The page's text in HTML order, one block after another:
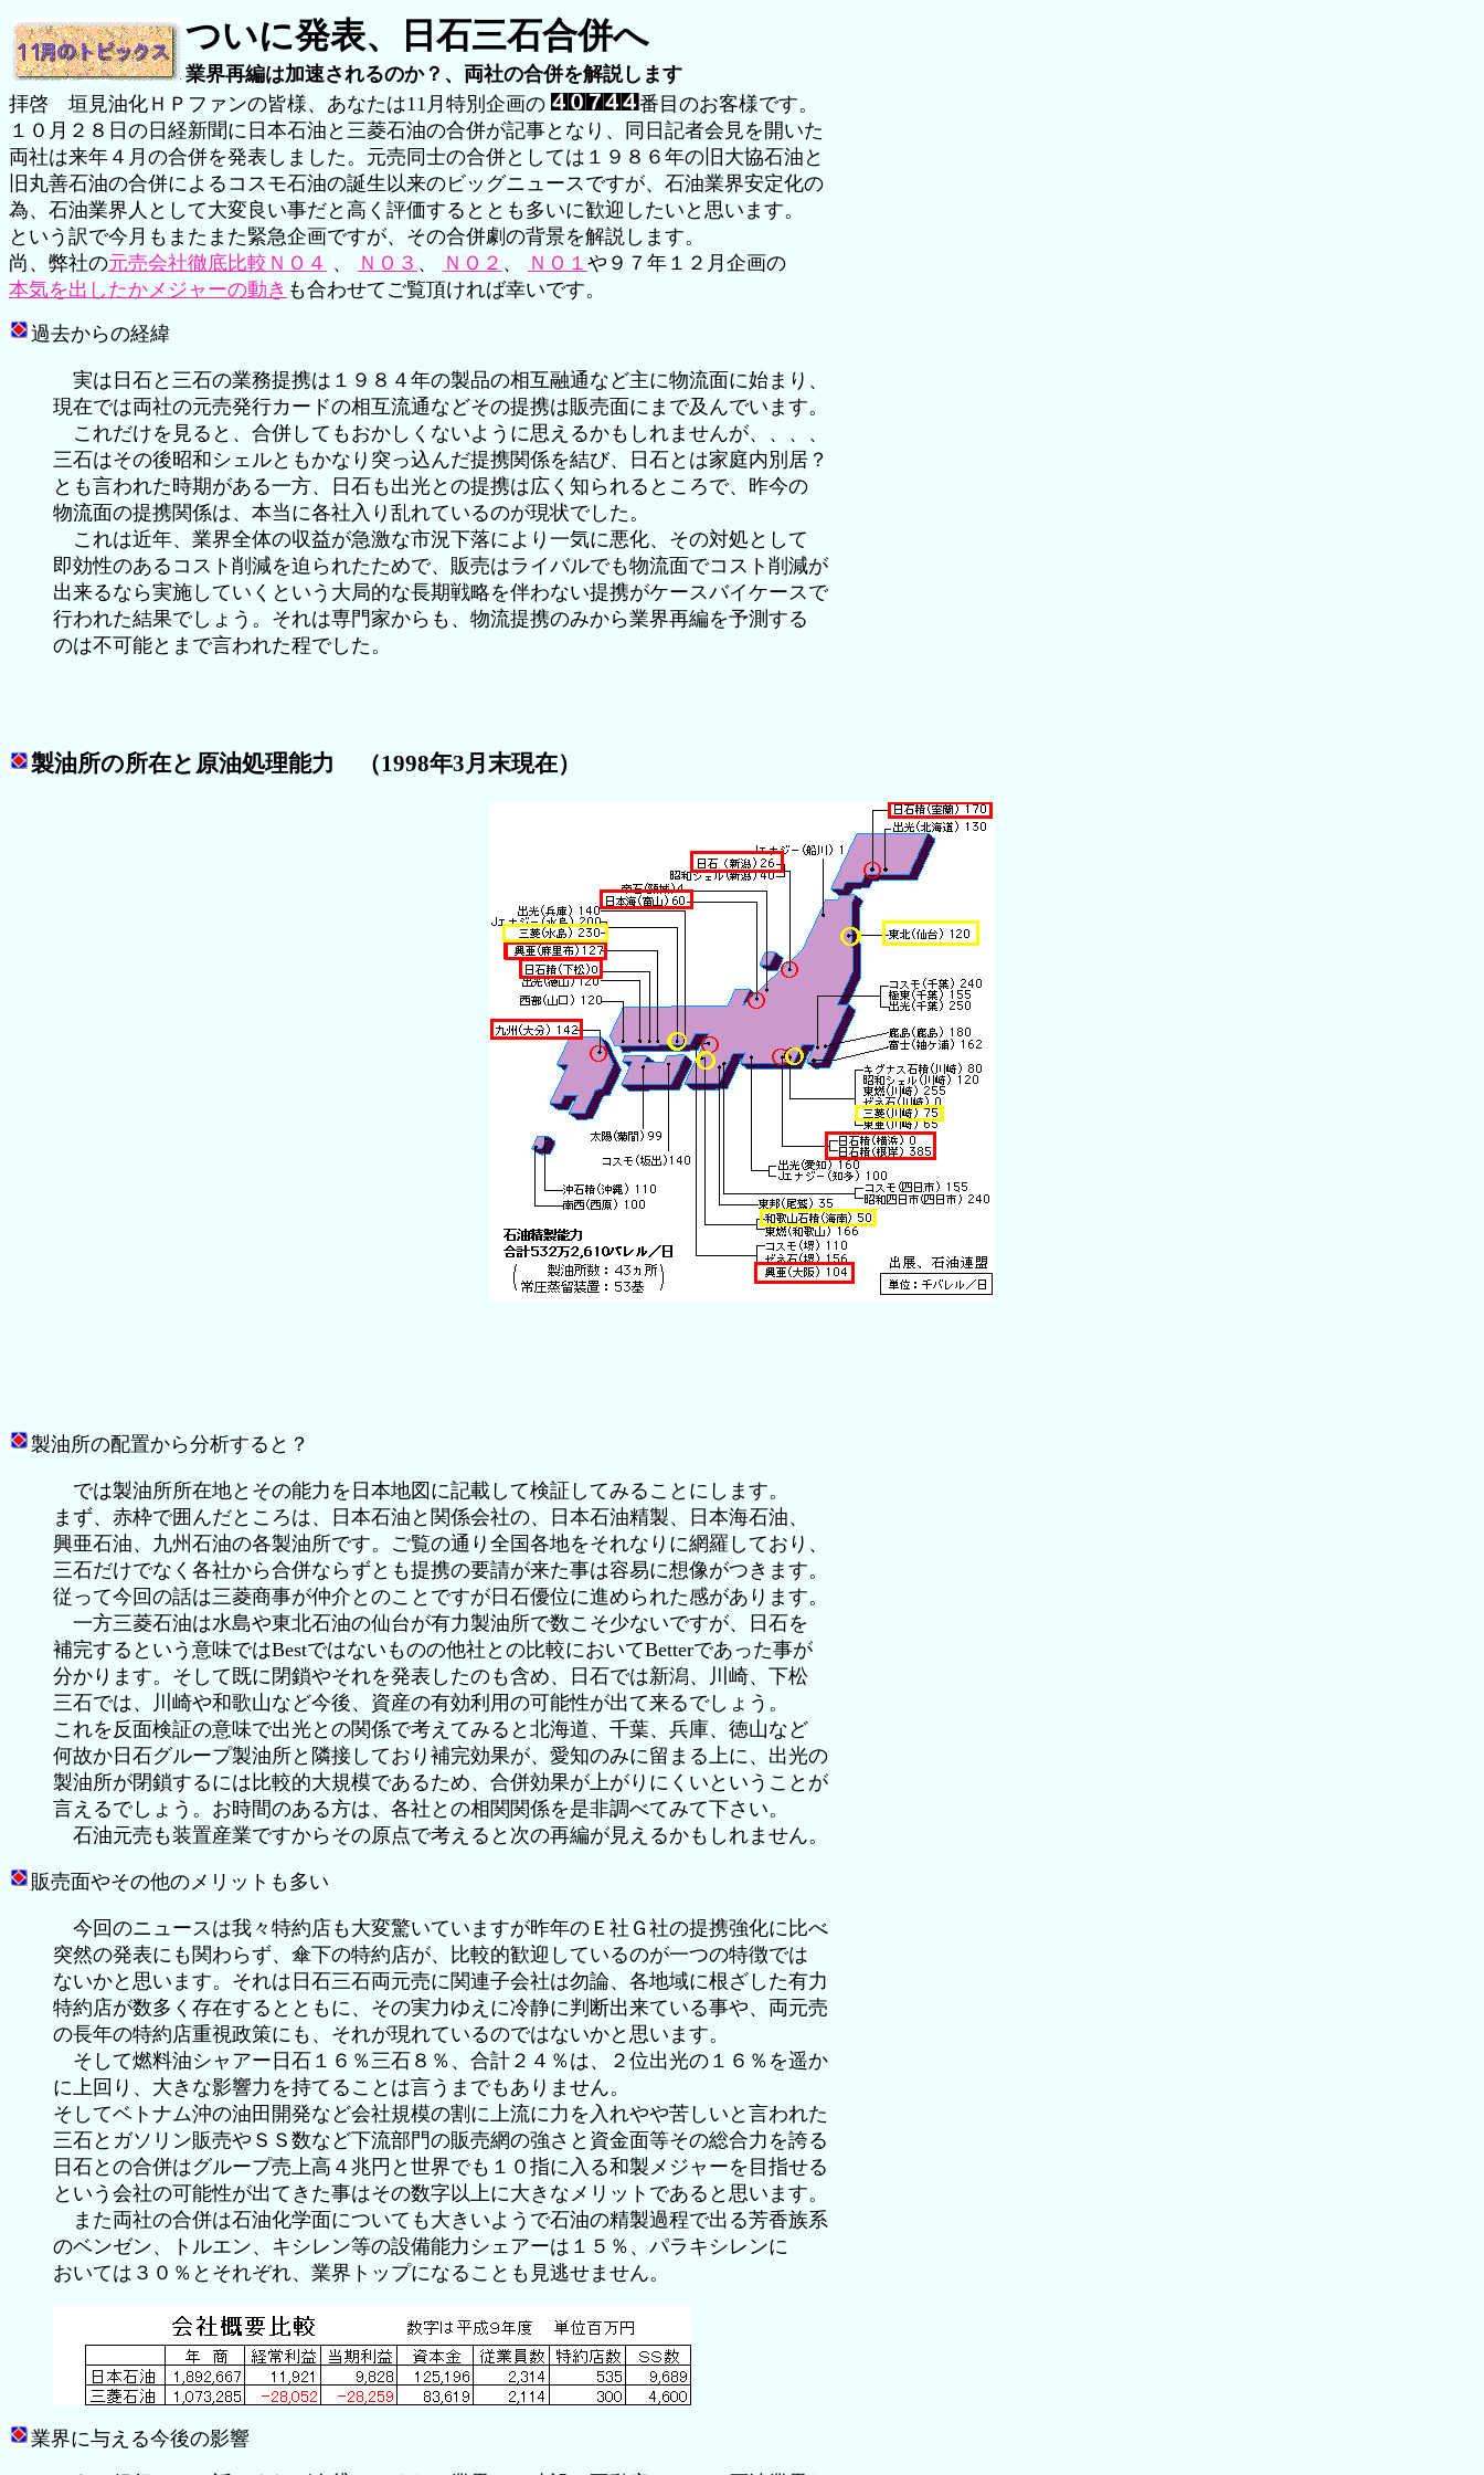
ついに発表、日石三石合併へ
業界再編は加速されるのか？、両社の合併を解説します
拝啓 垣見油化ＨＰファンの皆様、あなたは11月特別企画の
番目のお客様です。
１０月２８日の日経新聞に日本石油と三菱石油の合併が記事となり、同日記者会見を開いた
両社は来年４月の合併を発表しました。元売同士の合併としては１９８６年の旧大協石油と
旧丸善石油の合併によるコスモ石油の誕生以来のビッグニュースですが、石油業界安定化の
為、石油業界人として大変良い事だと高く評価するととも多いに歓迎したいと思います。
という訳で今月もまたまた緊急企画ですが、その合併劇の背景を解説します。
尚、弊社の元売会社徹底比較ＮＯ４ 、 ＮＯ３ 、 ＮＯ２ 、 ＮＯ１ や９７年１２月企画の
本気を出したかメジャーの動き も合わせてご覧頂ければ幸いです。
過去からの経緯
実は日石と三石の業務提携は１９８４年の製品の相互融通など主に物流面に始まり、
現在では両社の元売発行カードの相互流通などその提携は販売面にまで及んでいます。
これだけを見ると、合併してもおかしくないように思えるかもしれませんが、、、、
三石はその後昭和シェルともかなり突っ込んだ提携関係を結び、日石とは家庭内別居？
とも言われた時期がある一方、日石も出光との提携は広く知られるところで、昨今の
物流面の提携関係は、本当に各社入り乱れているのが現状でした。
これは近年、業界全体の収益が急激な市況下落により一気に悪化、その対処として
即効性のあるコスト削減を迫られたためで、販売はライバルでも物流面でコスト削減が
出来るなら実施していくという大局的な長期戦略を伴わない提携がケースバイケースで
行われた結果でしょう。それは専門家からも、物流提携のみから業界再編を予測する
のは不可能とまで言われた程でした。
製油所の所在と原油処理能力 （1998年3月末現在）
製油所の配置から分析すると？
では製油所所在地とその能力を日本地図に記載して検証してみることにします。
まず、赤枠で囲んだところは、日本石油と関係会社の、日本石油精製、日本海石油、
興亜石油、九州石油の各製油所です。ご覧の通り全国各地をそれなりに網羅しており、
三石だけでなく各社から合併ならずとも提携の要請が来た事は容易に想像がつきます。
従って今回の話は三菱商事が仲介とのことですが日石優位に進められた感があります。
一方三菱石油は水島や東北石油の仙台が有力製油所で数こそ少ないですが、日石を
補完するという意味ではBestではないものの他社との比較においてBetterであった事が
分かります。そして既に閉鎖やそれを発表したのも含め、日石では新潟、川崎、下松
三石では、川崎や和歌山など今後、資産の有効利用の可能性が出て来るでしょう。
これを反面検証の意味で出光との関係で考えてみると北海道、千葉、兵庫、徳山など
何故か日石グループ製油所と隣接しており補完効果が、愛知のみに留まる上に、出光の
製油所が閉鎖するには比較的大規模であるため、合併効果が上がりにくいということが
言えるでしょう。お時間のある方は、各社との相関関係を是非調べてみて下さい。
石油元売も装置産業ですからその原点で考えると次の再編が見えるかもしれません。
販売面やその他のメリットも多い
今回のニュースは我々特約店も大変驚いていますが昨年のＥ社Ｇ社の提携強化に比べ
突然の発表にも関わらず、傘下の特約店が、比較的歓迎しているのが一つの特徴では
ないかと思います。それは日石三石両元売に関連子会社は勿論、各地域に根ざした有力
特約店が数多く存在するとともに、その実力ゆえに冷静に判断出来ている事や、両元売
の長年の特約店重視政策にも、それが現れているのではないかと思います。
そして燃料油シャアー日石１６％三石８％、合計２４％は、２位出光の１６％を遥か
に上回り、大きな影響力を持てることは言うまでもありません。
そしてベトナム沖の油田開発など会社規模の割に上流に力を入れやや苦しいと言われた
三石とガソリン販売やＳＳ数など下流部門の販売網の強さと資金面等その総合力を誇る
日石との合併はグループ売上高４兆円と世界でも１０指に入る和製メジャーを目指せる
という会社の可能性が出てきた事はその数字以上に大きなメリットであると思います。
また両社の合併は石油化学面についても大きいようで石油の精製過程で出る芳香族系
のベンゼン、トルエン、キシレン等の設備能力シェアーは１５％、パラキシレンに
おいては３０％とそれぞれ、業界トップになることも見逃せません。
業界に与える今後の影響